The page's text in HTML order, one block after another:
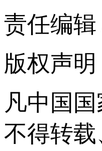
责任编辑
版权声明
凡中国
不得转